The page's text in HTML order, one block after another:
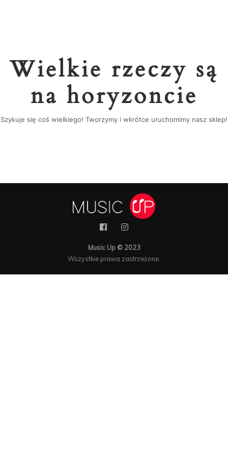
Wielkie rzeczy są
na horyzoncie
Szykuje się coś wielkiego! Tworzymy i wkrótce uruchomimy nasz sklep!
Music Up © 2023
Wszystkie prawa zastrzeżone.